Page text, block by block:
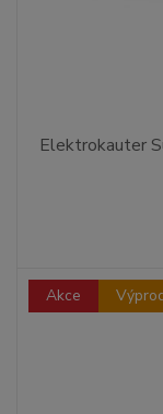
Elektrokauter
Akce